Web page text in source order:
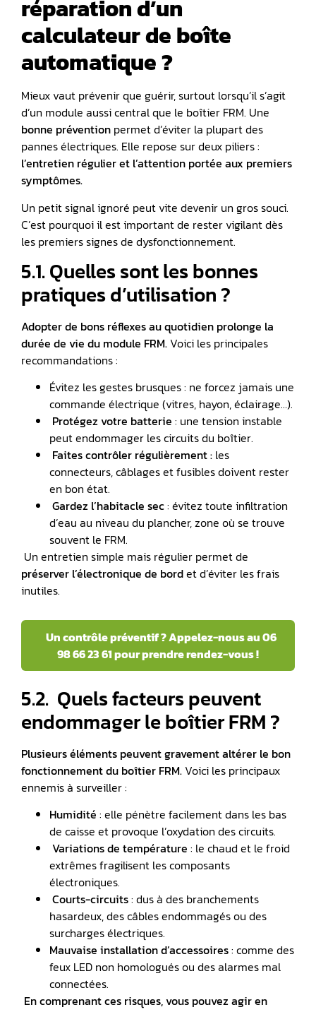
réparation d’un
calculateur de boîte
automatique ?
Mieux vaut prévenir que guérir, surtout lorsqu’il s’agit
d’un module aussi central que le boîtier FRM. Une
bonne prévention permet d’éviter la plupart des
pannes électriques. Elle repose sur deux piliers :
l’entretien régulier et l’attention portée aux premiers
symptômes.
Un petit signal ignoré peut vite devenir un gros souci.
C’est pourquoi il est important de rester vigilant dès
les premiers signes de dysfonctionnement.
5.1. Quelles sont les bonnes
pratiques d’utilisation ?
Adopter de bons réflexes au quotidien prolonge la
durée de vie du module FRM. Voici les principales
recommandations :
Évitez les gestes brusques : ne forcez jamais une
commande électrique (vitres, hayon, éclairage…).
Protégez votre batterie : une tension instable
peut endommager les circuits du boîtier.
Faites contrôler régulièrement : les
connecteurs, câblages et fusibles doivent rester
en bon état.
️ Gardez l’habitacle sec: évitez toute infiltration
d’eau au niveau du plancher, zone où se trouve
souvent le FRM.
️ Un entretien simple mais régulier permet de
préserver l’électronique de bordet d’éviter les frais
inutiles.
️ Un contrôle préventif ? Appelez-nous au 06
98 66 23 61 pour prendre rendez-vous !
5.2. ️ Quels facteurs peuvent
endommager le boîtier FRM ?
Plusieurs éléments peuvent gravement altérer le bon
fonctionnement du boîtier FRM. Voici les principaux
ennemis à surveiller :
Humidité : elle pénètre facilement dans les bas
de caisse et provoque l’oxydation des circuits.
Variations de température : le chaud et le froid
extrêmes fragilisent les composants
électroniques.
Courts-circuits: dus à des branchements
hasardeux, des câbles endommagés ou des
surcharges électriques.
Mauvaise installation d’accessoires: comme des
feux LED non homologués ou des alarmes mal
connectées.
En comprenant ces risques, vous pouvez agir en